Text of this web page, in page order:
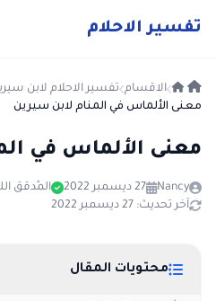
تفسير الاحلام
الاقسام تفسير الاحلام لابن
معنى الألماس في المنام لابن سيرين
معنى الألماس في
Nancy 27 ديسمبر 2022 المُدقق
آخر تحديث: 27 ديسمبر 2022
محتويات المقال